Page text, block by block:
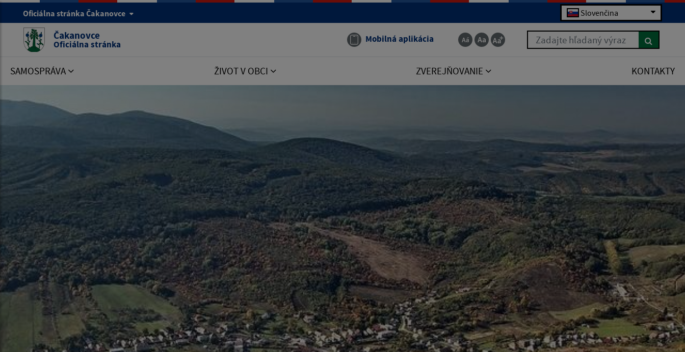
Oficiálna stránka Čakanovce Slovenčina
Čakanovce
Oficiálna stránka Mobilná aplikácia Zadajte hľadaný výraz
SAMOSPRÁVA ŽIVOT V OBCI ZVEREJŇOVANIE KONTAKTY